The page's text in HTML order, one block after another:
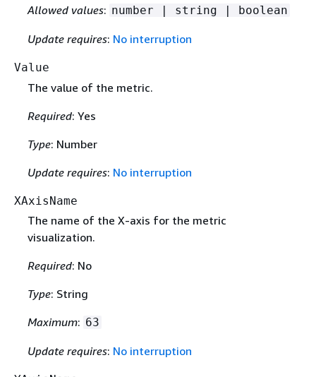
Allowed values: number | string | boolean
Update requires: No interruption
Value
The value of the metric.
Required: Yes
Type: Number
Update requires: No interruption
XAxisName
The name of the X-axis for the metric
visualization.
Required: No
Type: String
Maximum: 63
Update requires: No interruption